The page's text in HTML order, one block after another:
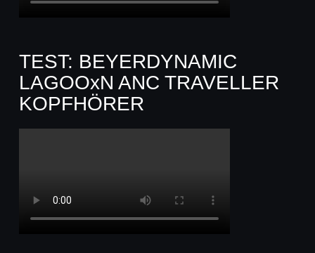
TEST: BEYERDYNAMIC
LAGOOxN ANC TRAVELLER
KOPFHÖRER